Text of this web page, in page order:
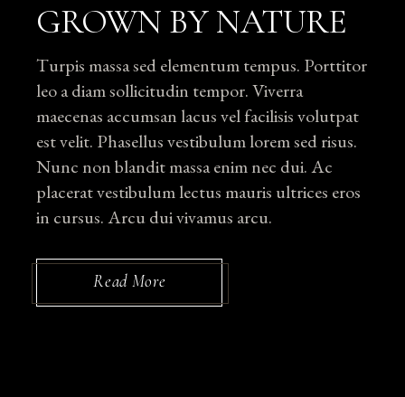
GROWN BY NATURE
Turpis massa sed elementum tempus. Porttitor
leo a diam sollicitudin tempor. Viverra
maecenas accumsan lacus vel facilisis volutpat
est velit. Phasellus vestibulum lorem sed risus.
Nunc non blandit massa enim nec dui. Ac
placerat vestibulum lectus mauris ultrices eros
in cursus. Arcu dui vivamus arcu.
Read More